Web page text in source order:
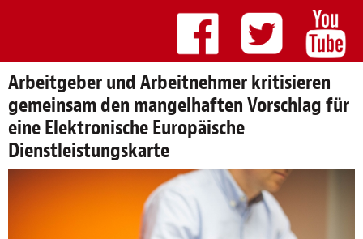
Arbeitgeber und Arbeitnehmer kritisieren
gemeinsam den mangelhaften Vorschlag für
eine Elektronische Europäische
Dienstleistungskarte